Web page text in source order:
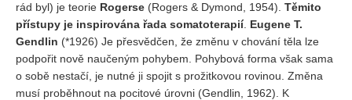
rád byl) je teorie Rogerse (Rogers & Dymond, 1954). Těmito
přístupy je inspirována řada somatoterapií. Eugene T.
Gendlin (*1926) Je přesvědčen, že změnu v chování těla lze
podpořit nově naučeným pohybem. Pohybová forma však sama
o sobě nestačí, je nutné ji spojit s prožitkovou rovinou. Změna
musí proběhnout na pocitové úrovni (Gendlin, 1962). K